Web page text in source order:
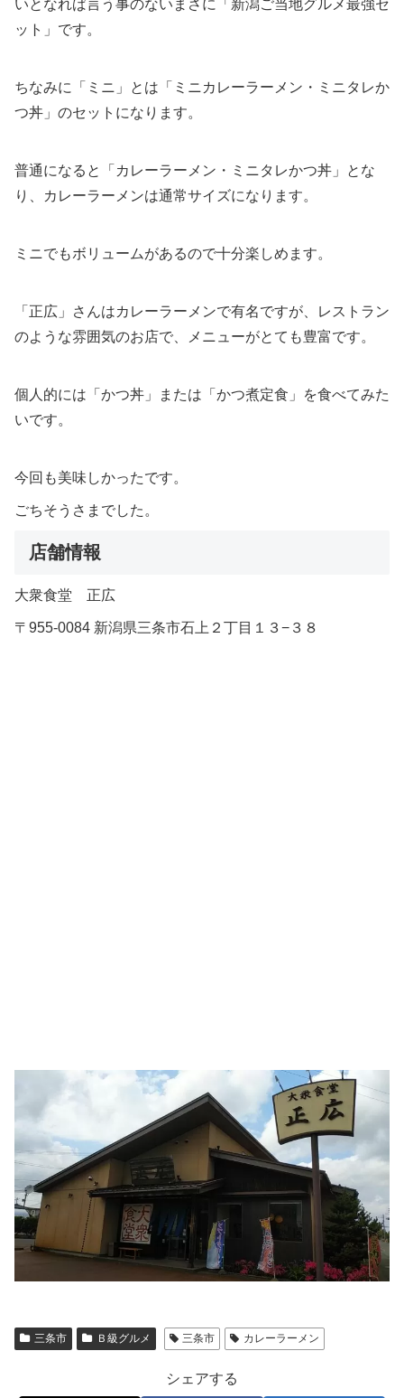
いとなれば言う事のないまさに「新潟ご当地グルメ最強セ
ット」です。
ちなみに「ミニ」とは「ミニカレーラーメン・ミニタレか
つ丼」のセットになります。
普通になると「カレーラーメン・ミニタレかつ丼」とな
り、カレーラーメンは通常サイズになります。
ミニでもボリュームがあるので十分楽しめます。
「正広」さんはカレーラーメンで有名ですが、レストラン
のような雰囲気のお店で、メニューがとても豊富です。
個人的には「かつ丼」または「かつ煮定食」を食べてみた
いです。
今回も美味しかったです。
ごちそうさまでした。
店舗情報
大衆食堂 正広
〒955-0084 新潟県三条市石上２丁目１３−３８
三条市 Ｂ級グルメ 三条市 カレーラーメン
シェアする